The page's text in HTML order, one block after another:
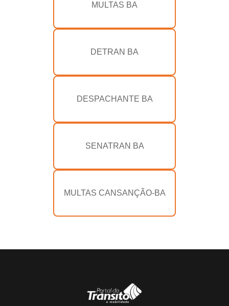
MULTAS BA
DETRAN BA
DESPACHANTE BA
SENATRAN BA
MULTAS CANSANÇÃO-BA